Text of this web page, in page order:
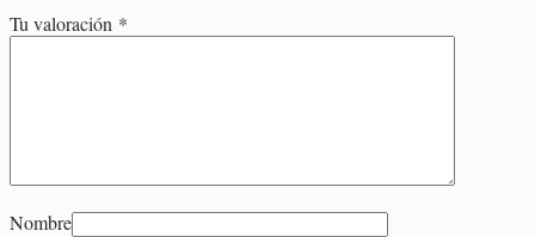
Tu valoración *
Nombre